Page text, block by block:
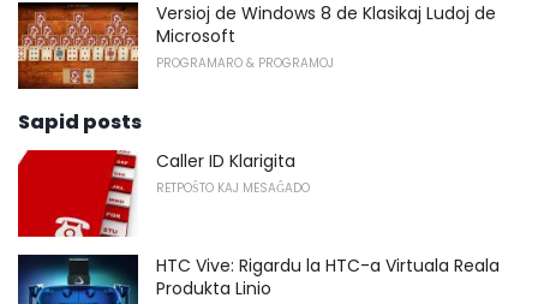
Versioj de Windows 8 de Klasikaj Ludoj de
Microsoft
PROGRAMARO & PROGRAMOJ
Sapid posts
Caller ID Klarigita
RETPOŜTO KAJ MESAĜADO
HTC Vive: Rigardu la HTC-a Virtuala Reala
Produkta Linio